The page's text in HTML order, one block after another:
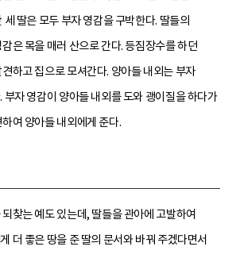
딸은 모두 부자 영감을 구박한다. 딸들의
은 목을 매러 산으로 간다. 등짐장수를 하던
하고 집으로 모셔간다. 양아들 내외는 부자
부자 영감이 양아들 내외를 도와 괭이질을 하다가
여 양아들 내외에게 준다.
찾는 예도 있는데, 딸들을 관아에 고발하여
더 좋은 땅을 준 딸의 문서와 바꿔 주겠다면서